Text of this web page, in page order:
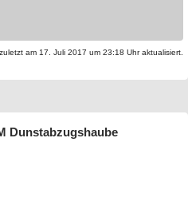
am 17. Juli 2017 um 23:18 Uhr aktualisiert.
Dunstabzugshaube